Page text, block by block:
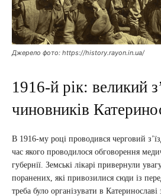
Джерело фото: https://history.rayon.in.ua/
1916-й рік: великий
чиновників
В 1916-му році проводився черговий
час якого проводилося обговорення
губернії. Земські лікарі привернули
поранених, які привозилися сюди із
треба було організувати в